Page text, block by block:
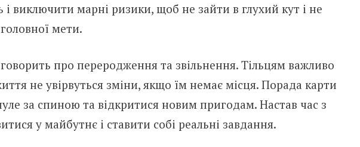
і виключити марні ризики, щоб не зайти в глухий кут і не
мети.
про переродження та звільнення. Тільцям важливо
не увірвуться зміни, якщо їм немає місця. Порада карти
за спиною та відкритися новим пригодам. Настав час з
у майбутнє і ставити собі реальні завдання.